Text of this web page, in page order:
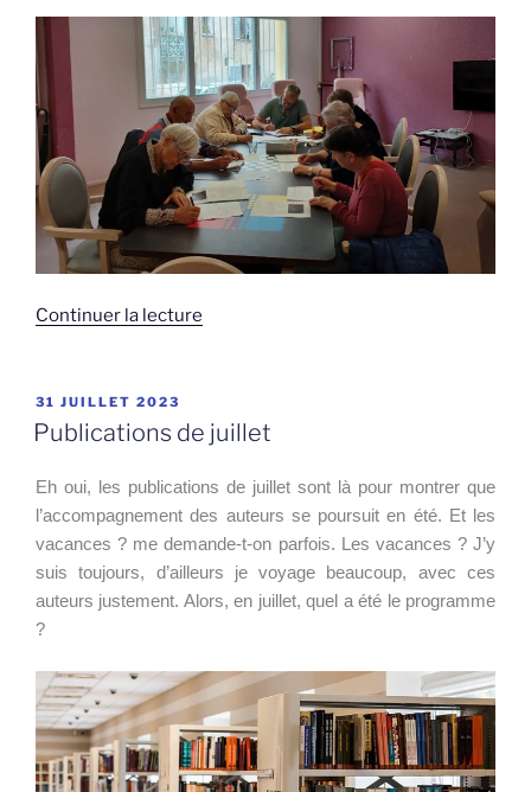
Continuer la lecture
l’atelier
PUBLIÉ
LE
31 JUILLET 2023
Publications de juillet
Eh oui, les publications de juillet sont là pour montrer que
l’accompagnement des auteurs se poursuit en été. Et les
vacances ? me demande-t-on parfois. Les vacances ? J’y
suis toujours, d’ailleurs je voyage beaucoup, avec ces
auteurs justement. Alors, en juillet, quel a été le programme
?